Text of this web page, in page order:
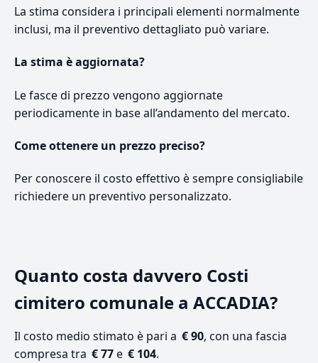
La stima considera i principali elementi normalmente
inclusi, ma il preventivo dettagliato può variare.
La stima è aggiornata?
Le fasce di prezzo vengono aggiornate
periodicamente in base all’andamento del mercato.
Come ottenere un prezzo preciso?
Per conoscere il costo effettivo è sempre consigliabile
richiedere un preventivo personalizzato.
Quanto costa davvero Costi
cimitero comunale a ACCADIA?
Il costo medio stimato è pari a € 90, con una fascia
compresa tra € 77e € 104.